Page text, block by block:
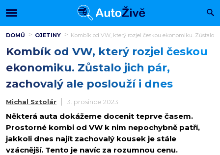
DOMŮ OJETINY Kombík od VW, který rozjel českou ekonomiku. Zůstalo
Kombík od VW, který rozjel českou
ekonomiku. Zůstalo jich pár,
zachovalý ale poslouží i dnes
Michal Sztolár 3. prosince 2023
Některá auta dokážeme docenit teprve časem.
Prostorné kombi od VW k nim nepochybně patří,
jakkoli dnes najít zachovalý kousek je stále
vzácnější. Tento je navíc za rozumnou cenu.